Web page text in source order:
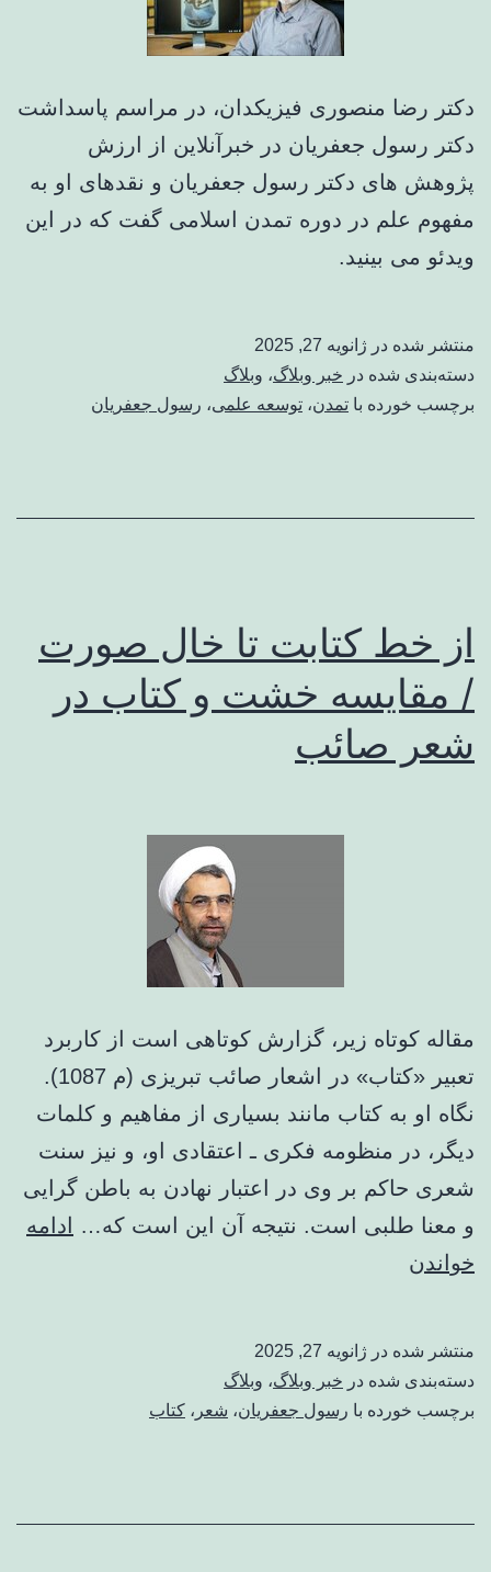
دکتر رضا منصوری فیزیکدان، در مراسم پاسداشت
دکتر رسول جعفریان در خبرآنلاین از ارزش
پژوهش های دکتر رسول جعفریان و نقدهای او به
مفهوم علم در دوره تمدن اسلامی گفت که در این
ویدئو می بینید.
منتشر شده در ژانویه 27, 2025
دسته‌بندی شده در خبر وبلاگ، وبلاگ
برچسب خورده با تمدن، توسعه علمی، رسول جعفریان
از خط کتابت تا خال صورت
/ مقایسه خشت و کتاب در
شعر صائب
مقاله کوتاه زیر، گزارش کوتاهی است از کاربرد
تعبیر «کتاب» در اشعار صائب تبریزی (م 1087).
نگاه او به کتاب مانند بسیاری از مفاهیم و کلمات
دیگر، در منظومه فکری ـ اعتقادی او، و نیز سنت
شعری حاکم بر وی در اعتبار نهادن به باطن گرایی
و معنا طلبی است. نتیجه آن این است که… ادامه
خواندن
خال
مقایسه
منتشر شده در ژانویه 27, 2025
دسته‌بندی شده در خبر وبلاگ، وبلاگ
برچسب خورده با رسول جعفریان، شعر ، کتاب